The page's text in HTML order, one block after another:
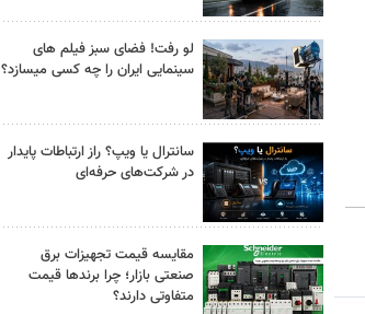
لو رفت! فضای سبز فیلم های
سینمایی ایران را چه کسی میسازد؟
سانترال یا ویپ؟ راز ارتباطات پایدار
در شرکت‌های حرفه‌ای
مقایسه قیمت تجهیزات برق
صنعتی بازار؛ چرا برندها قیمت
متفاوتی دارند؟